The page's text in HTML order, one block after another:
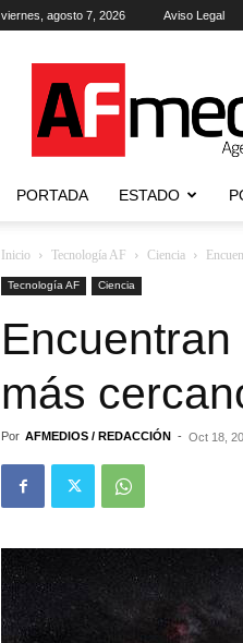
viernes, agosto 7, 2026 Aviso Legal
Agencia
de
Noticias
PORTADA ESTADO
Inicio Tecnología AF Ciencia
Tecnología AF Ciencia
más
Por AFMEDIOS / REDACCIÓN - Oct 18,